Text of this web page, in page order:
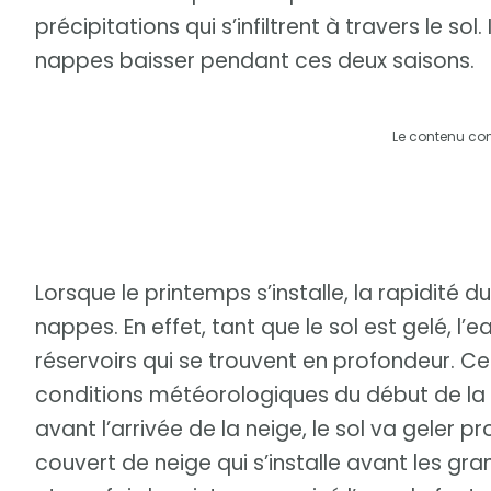
précipitations qui s’infiltrent à travers le
nappes baisser pendant ces deux saisons.
Le contenu
Lorsque le printemps s’installe, la rapidité
nappes. En effet, tant que le sol est gelé,
réservoirs qui se trouvent en profondeur.
conditions météorologiques du début de
avant l’arrivée de la neige, le sol va geler
couvert de neige qui s’installe avant les